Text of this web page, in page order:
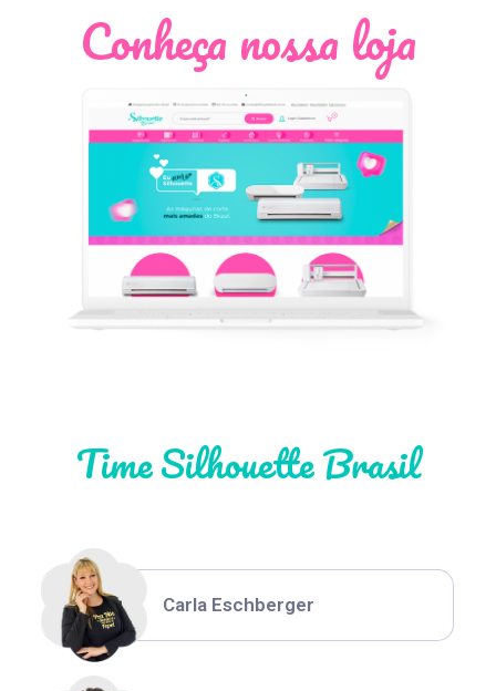
Conheça nossa loja
Time Silhouette Brasil
Léia Pastori
Thiara Ney
Carla Eschberger